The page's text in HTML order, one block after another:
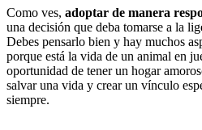
Como ves, adoptar de manera
una decisión que deba tomarse a la
Debes pensarlo bien y hay muchos
porque está la vida de un animal en
oportunidad de tener un hogar
salvar una vida y crear un vínculo
siempre.